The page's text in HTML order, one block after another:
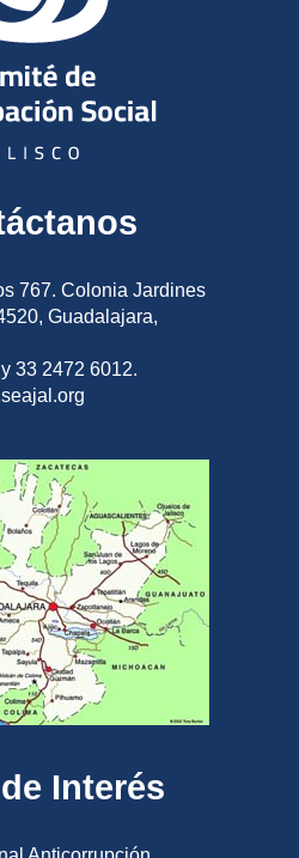
767. Colonia Jardines
Guadalajara,
33 2472 6012.
Interés